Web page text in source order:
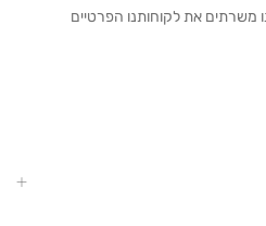
וממנו אנו משרתים את לקוחותנו הפרטיים